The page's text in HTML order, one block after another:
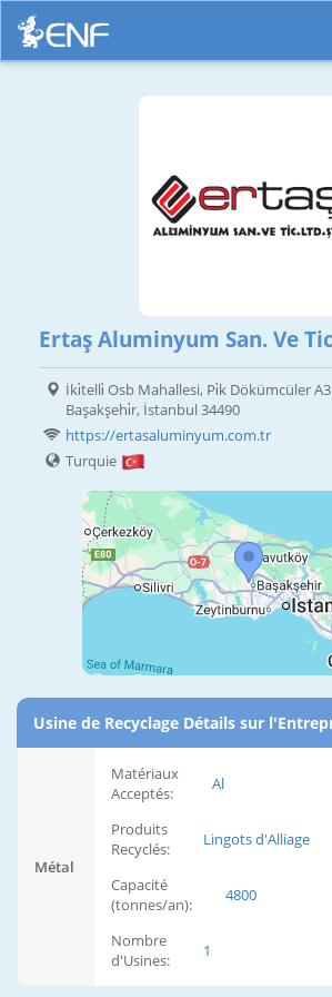
Ertaş Aluminyum San. Ve
İki̇telli̇ Osb Mahallesi, Pi̇k Dökümcüler
Başakşehi̇r, İstanbul 34490
https://ertasaluminyum.com.tr
Turquie
Usine de Recyclage Détails sur
Métal
Matériaux
Acceptés:
Al
Produits
Recyclés:
Lingots d'Alliage
Capacité
(tonnes/an):
4800
Nombre
d'Usines:
1